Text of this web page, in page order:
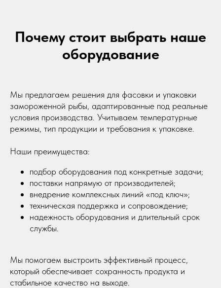
Почему стоит выбрать наше
оборудование
Мы предлагаем решения для фасовки и упаковки
замороженной рыбы, адаптированные под реальные
условия производства. Учитываем температурные
режимы, тип продукции и требования к упаковке.
Наши преимущества:
подбор оборудования под конкретные задачи;
поставки напрямую от производителей;
внедрение комплексных линий «под ключ»;
техническая поддержка и сопровождение;
надежность оборудования и длительный срок
службы.
Мы помогаем выстроить эффективный процесс,
который обеспечивает сохранность продукта и
стабильное качество на выходе.